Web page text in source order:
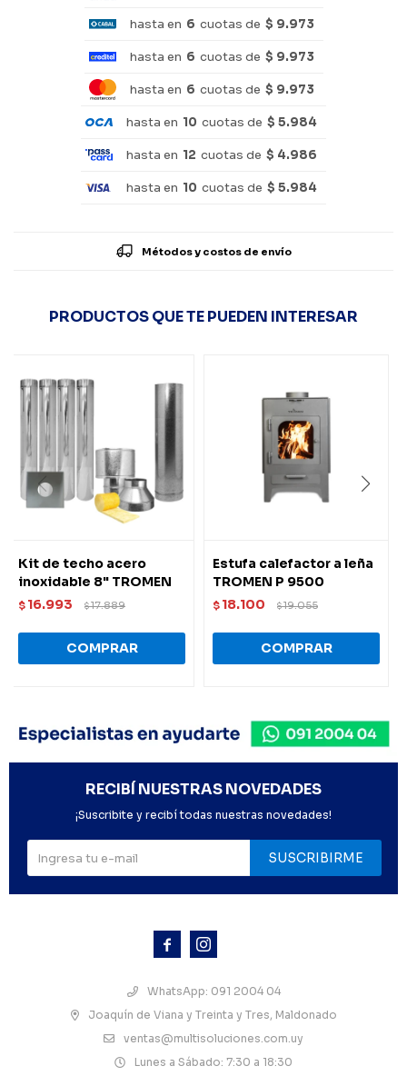
hasta en 6 cuotas de $ 9.973
hasta en 6 cuotas de $ 9.973
hasta en 6 cuotas de $ 9.973
hasta en 10 cuotas de $ 5.984
hasta en 12 cuotas de $ 4.986
hasta en 10 cuotas de $ 5.984
Métodos y costos de envío
PRODUCTOS QUE TE PUEDEN INTERESAR
Kit de techo acero
inoxidable 8" TROMEN
$ 16.993 $17.889
Estufa calefactor a leña
TROMEN P 9500
$ 18.100 $19.055
 
WhatsApp: 091 2004 04
Joaquín de Viana y Treinta y Tres, Maldonado
ventas@multisoluciones.com.uy
Lunes a Sábado: 7:30 a 18:30
RECIBÍ NUESTRAS NOVEDADES
¡Suscribite y recibí todas nuestras novedades!
SUSCRIBIRME